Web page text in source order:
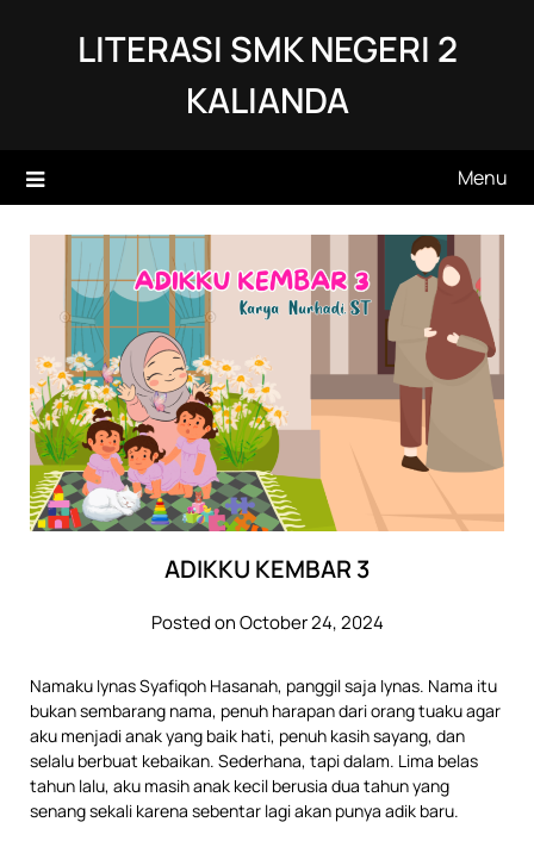
LITERASI SMK NEGERI 2
KALIANDA
Menu
ADIKKU KEMBAR 3
Posted on October 24, 2024
Namaku Iynas Syafiqoh Hasanah, panggil saja Iynas. Nama itu
bukan sembarang nama, penuh harapan dari orang tuaku agar
aku menjadi anak yang baik hati, penuh kasih sayang, dan
selalu berbuat kebaikan. Sederhana, tapi dalam. Lima belas
tahun lalu, aku masih anak kecil berusia dua tahun yang
senang sekali karena sebentar lagi akan punya adik baru.